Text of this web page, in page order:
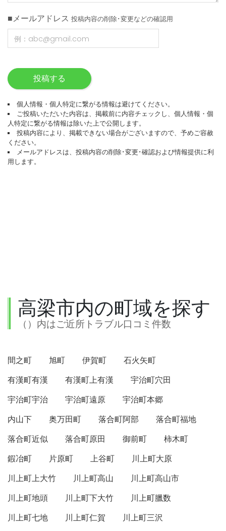
■メールアドレス 投稿内容の削除･変更などの確認用
投稿する
個人情報・個人特定に繋がる情報は避けてください。
ご投稿いただいた内容は、掲載前に内容チェックし、個人情報・個
人特定に繋がる情報は除いた上で公開します。
投稿内容により、掲載できない場合がございますので、予めご容赦
ください。
メールアドレスは、投稿内容の削除･変更･確認および情報提供に利
用します。
高梁市内の町域を探す
（）内はご近所トラブル口コミ件数
間之町 旭町 伊賀町
石火矢町
有漢町有漢
有漢町上有漢
宇治町穴田
宇治町宇治
宇治町遠原
宇治町本郷
内山下
奥万田町 落合町阿部
落合町福地
落合町近似
落合町原田 御前町
柿木町
鍜冶町
片原町 上谷町
川上町大原
川上町上大竹
川上町高山
川上町高山市
川上町地頭
川上町下大竹
川上町臘数
川上町七地
川上町仁賀
川上町三沢